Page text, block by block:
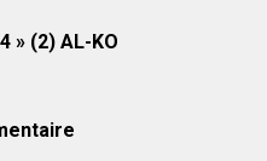
» (2) AL-KO